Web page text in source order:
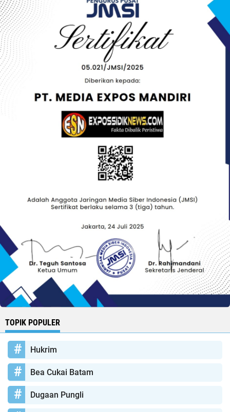
TOPIK POPULER
Hukrim
Bea Cukai Batam
Dugaan Pungli